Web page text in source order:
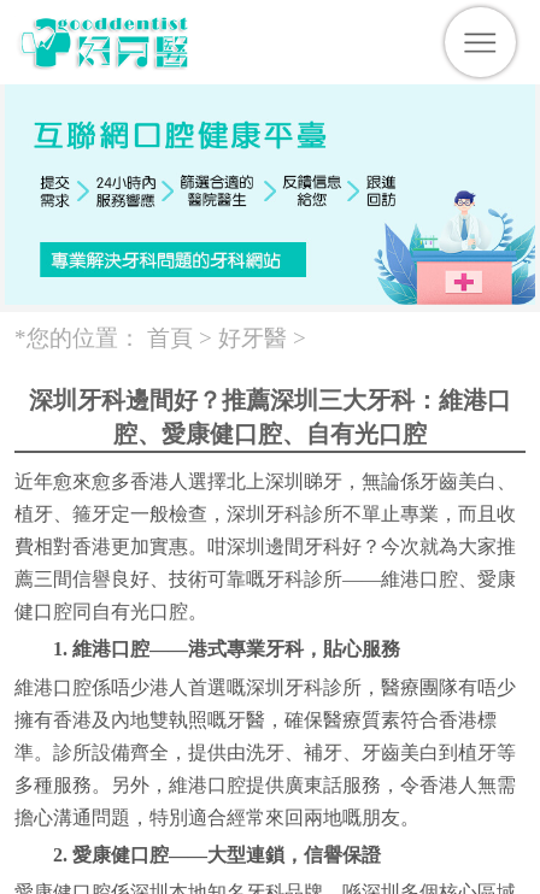
*您的位置： 首頁 > 好牙醫 >
深圳牙科邊間好？推薦深圳三大牙科：維港口
腔、愛康健口腔、自有光口腔
近年愈來愈多香港人選擇北上深圳睇牙，無論係牙齒美白、
植牙、箍牙定一般檢查，深圳牙科診所不單止專業，而且收
費相對香港更加實惠。咁深圳邊間牙科好？今次就為大家推
薦三間信譽良好、技術可靠嘅牙科診所——維港口腔、愛康
健口腔同自有光口腔。
1. 維港口腔——港式專業牙科，貼心服務
維港口腔係唔少港人首選嘅深圳牙科診所，醫療團隊有唔少
擁有香港及內地雙執照嘅牙醫，確保醫療質素符合香港標
準。診所設備齊全，提供由洗牙、補牙、牙齒美白到植牙等
多種服務。另外，維港口腔提供廣東話服務，令香港人無需
擔心溝通問題，特別適合經常來回兩地嘅朋友。
2. 愛康健口腔——大型連鎖，信譽保證